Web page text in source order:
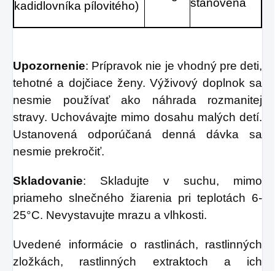
kadidlovníka pílovitého) stanovená
Upozornenie: Prípravok nie je vhodný pre deti,
tehotné a dojčiace ženy. Výživový doplnok sa
nesmie používať ako náhrada rozmanitej
stravy. Uchovávajte mimo dosahu malých detí.
Ustanovená odporúčaná denná dávka sa
nesmie prekročiť.
Skladovanie: Skladujte v suchu, mimo
priameho slnečného žiarenia pri teplotách 6-
25°C. Nevystavujte mrazu a vlhkosti.
Uvedené informácie o rastlinách, rastlinných
zložkách, rastlinných extraktoch a ich